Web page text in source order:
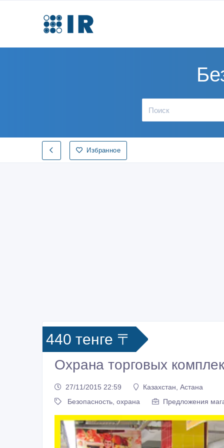
Избранное
440 тенге 〒
Охрана торговых
27/11/2015 22:59
Казахстан, Астана
Безопасность, охрана
Предложения